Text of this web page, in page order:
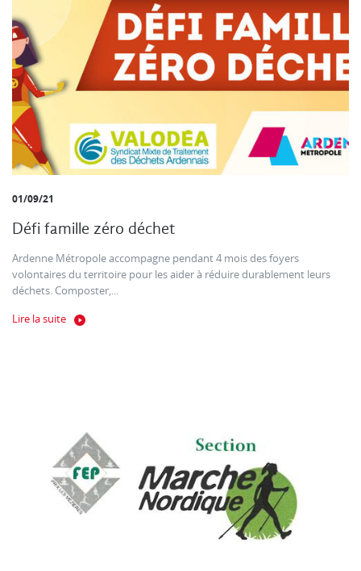
01/09/21
Défi famille zéro déchet
Ardenne Métropole accompagne pendant 4 mois des foyers
volontaires du territoire pour les aider à réduire durablement leurs
déchets. Composter,...
Lire la suite